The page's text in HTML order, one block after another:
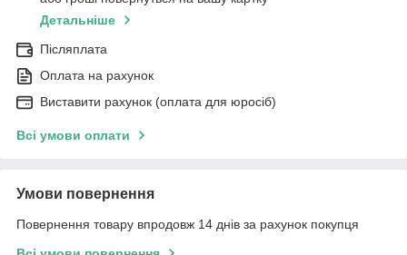
Детальніше
Післяплата
Оплата на рахунок
Виставити рахунок (оплата для юросіб)
Всі умови оплати
Умови повернення
Повернення товару впродовж 14 днів за рахунок покупця